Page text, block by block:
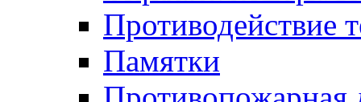
Противодействие
Памятки